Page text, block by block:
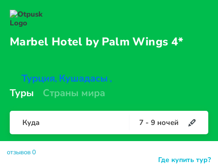
Marbel Hotel by PalmWings 4*
Турция, Кушадасы ,
Туры Страны мира
Куда 7 - 9 ночей
Где купить тур?
отзывов 0